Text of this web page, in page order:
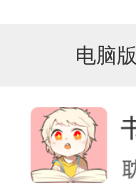
电脑版